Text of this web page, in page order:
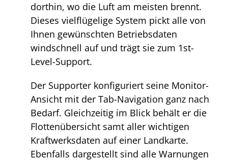
dorthin, wo die Luft am meisten brennt.
Dieses vielflügelige System pickt alle von
Ihnen gewünschten Betriebsdaten
windschnell auf und trägt sie zum 1st-
Level-Support.
Der Supporter konfiguriert seine Monitor-
Ansicht mit der Tab-Navigation ganz nach
Bedarf. Gleichzeitig im Blick behält er die
Flottenübersicht samt aller wichtigen
Kraftwerksdaten auf einer Landkarte.
Ebenfalls dargestellt sind alle Warnungen